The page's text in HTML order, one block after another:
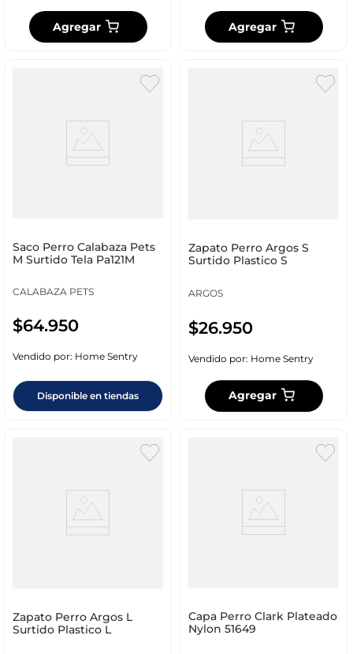
Agregar Agregar
Saco Perro Calabaza Pets
M Surtido Tela Pa121M
CALABAZA PETS
$64.950
Vendido por: Home Sentry
Disponible en tiendas
Zapato Perro Argos S
Surtido Plastico S
ARGOS
$26.950
Vendido por: Home Sentry
Agregar
Zapato Perro Argos L
Surtido Plastico L
Capa Perro Clark Plateado
Nylon 51649